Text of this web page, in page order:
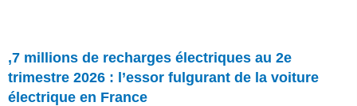
,7 millions de recharges électriques au 2e
trimestre 2026 : l’essor fulgurant de la voiture
électrique en France